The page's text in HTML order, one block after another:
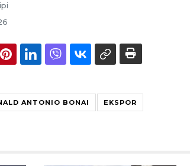
ANTONIO BONAI EKSPOR